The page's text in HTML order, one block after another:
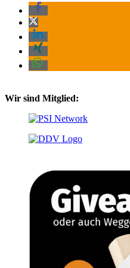
Wir sind Mitglied: